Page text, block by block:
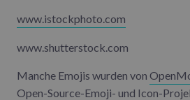
www.istockphoto.com
www.shutterstock.com
Manche Emojis wurden von
Open-Source-Emoji- und Icon-